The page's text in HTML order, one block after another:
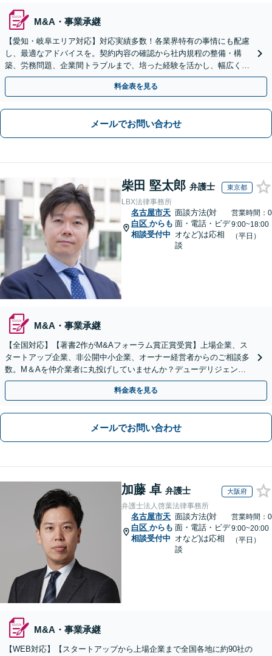
M&A・事業承継
【愛知・岐阜エリア対応】対応実績多数！各業界特有の事情にも配慮
し、最適なアドバイスを。契約内容の確認から社内規程の整備・構
築、労務問題、企業間トラブルまで、培った経験を活かし、幅広く対
応いたします【オンライン面談OK（顧問締結後）】
料金表を見る
メールでお問い合わせ
柴田 堅太郎 弁護士 東京都
LBX法律事務所
名古屋市天
白区 からも
相談受付中
面談方法(対
面・電話・ビデ
オなど)は応相
談
営業時間：0
9:00~18:00
（平日）
M&A・事業承継
【全国対応】【著書2作がM&Aフォーラム賞正賞受賞】上場企業、ス
タートアップ企業、非公開中小企業、オーナー経営者からのご相談多
数。M＆Aを仲介業者に丸投げしていませんか？デューデリジェンス
や契約書作成・交渉はお任せください【初回無料】
料金表を見る
メールでお問い合わせ
加藤 卓 弁護士 大阪府
弁護士法人啓葉法律事務所
名古屋市天
白区 からも
相談受付中
面談方法(対
面・電話・ビデ
オなど)は応相
談
営業時間：0
9:00~20:00
（平日）
M&A・事業承継
【WEB対応】【スタートアップから上場企業まで全国各地に約90社の